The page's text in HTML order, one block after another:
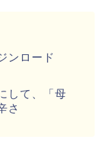
ンロード
して、「母
さ